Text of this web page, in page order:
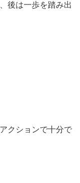
後は一歩を踏み出
クションで十分で